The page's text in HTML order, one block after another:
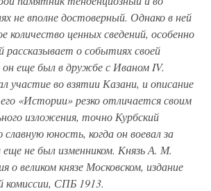
не вполне достоверный. Однако в ней
количество ценных сведений, особенно
рассказывает о событиях своей
он еще был в дружбе с Иваном IV.
участие во взятии Казани, и описание
«Истории» резко отличается своим
изложения, точно Курбский
юность, когда он воевал за
не был изменником. Князь А. М.
о великом князе Московском, издание
комиссии, СПБ 1913.